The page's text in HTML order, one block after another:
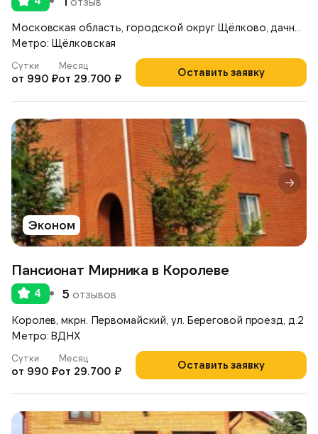
Метро: Щёлковская
Оставить заявку
Сутки
от 990 ₽
Месяц
от 29.700 ₽
Эконом
Пансионат Мирника в Королеве
4 5 отзывов
Королев, мкрн. Первомайский, ул. Береговой проезд, д.2
Метро: ВДНХ
Оставить заявку
Сутки
от 990 ₽
Месяц
от 29.700 ₽